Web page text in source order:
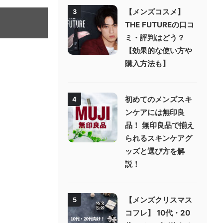
3
【メンズコスメ】
THE FUTUREの口コ
ミ・評判はどう？
【効果的な使い方や
購入方法も】
4
初めてのメンズスキ
ンケアには無印良
品！ 無印良品で揃え
られるスキンケアグ
ッズと選び方を解
説！
5
【メンズクリスマス
コフレ】 10代・20